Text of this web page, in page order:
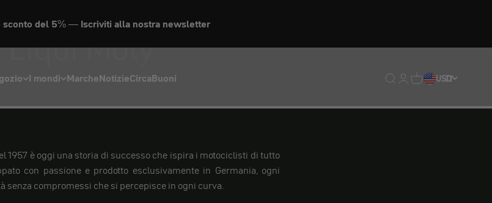
sconto del 5% — Iscriviti alla nostra newsletter
I mondi MarcheNotizieCircaBuoni Traduzione mancante:
Traduzione
Traduzione
USD
IT
Liqui Moly
1957 è oggi una storia di successo che ispira i motociclisti di tutto
con passione e prodotto esclusivamente in Germania, ogni
senza compromessi che si percepisce in ogni curva.